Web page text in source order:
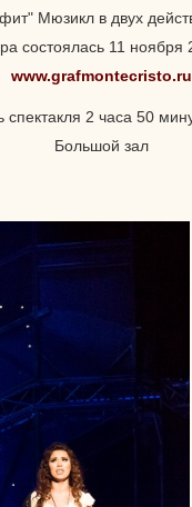
Мюзикл в двух
состоялась 11 ноября
www.grafmontecristo.ru
спектакля 2 часа 50
Большой зал